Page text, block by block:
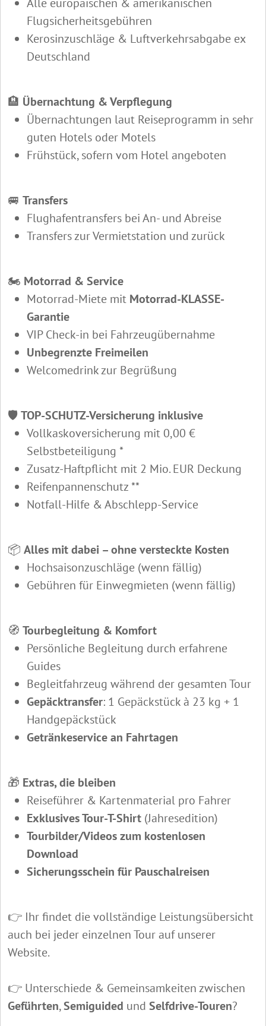
Flugsicherheitsgebühren
Kerosinzuschläge & Luftverkehrsabgabe ex
Deutschland
🏨 Übernachtung & Verpflegung
Übernachtungen laut Reiseprogramm in sehr
guten Hotels oder Motels
Frühstück, sofern vom Hotel angeboten
🚐 Transfers
Flughafentransfers bei An- und Abreise
Transfers zur Vermietstation und zurück
🏍️ Motorrad & Service
Motorrad-Miete mit Motorrad-KLASSE-
Garantie
VIP Check-in bei Fahrzeugübernahme
Unbegrenzte Freimeilen
Welcomedrink zur Begrüßung
🛡️ TOP-SCHUTZ-Versicherung inklusive
Vollkaskoversicherung mit 0,00 €
Selbstbeteiligung *
Zusatz-Haftpflicht mit 2 Mio. EUR Deckung
Reifenpannenschutz **
Notfall-Hilfe & Abschlepp-Service
📦 Alles mit dabei – ohne versteckte Kosten
Hochsaisonzuschläge (wenn fällig)
Gebühren für Einwegmieten (wenn fällig)
🧭 Tourbegleitung & Komfort
Persönliche Begleitung durch erfahrene
Guides
Begleitfahrzeug während der gesamten Tour
Gepäcktransfer: 1 Gepäckstück à 23 kg + 1
Handgepäckstück
Getränkeservice an Fahrtagen
🎁 Extras, die bleiben
Reiseführer & Kartenmaterial pro Fahrer
Exklusives Tour-T-Shirt (Jahresedition)
Tourbilder/Videos zum kostenlosen
Download
Sicherungsschein für Pauschalreisen
👉 Ihr findet die vollständige Leistungsübersicht
auch bei jeder einzelnen Tour auf unserer
Website.
👉 Unterschiede & Gemeinsamkeiten zwischen
Geführten,Semiguided und Selfdrive-Touren?